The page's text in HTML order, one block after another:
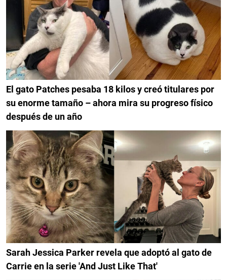
El gato Patches pesaba 18 kilos y creó titulares por
su enorme tamaño – ahora mira su progreso físico
después de un año
Sarah Jessica Parker revela que adoptó al gato de
Carrie en la serie 'And Just Like That'